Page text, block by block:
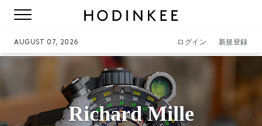
AUGUST 07, 2026 ログイン 新規登録
Richard Mille